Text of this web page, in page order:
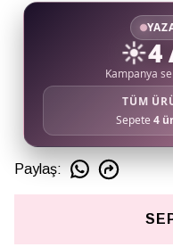
☀️4
Kampanya
TÜM
Sepete4
Paylaş: